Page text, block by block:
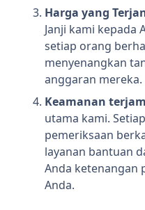
Harga yang
Janji kami kepada
setiap orang
menyenangkan
anggaran mereka.
Keamanan
utama kami.
pemeriksaan
layanan bantuan
Anda ketenangan
Anda.